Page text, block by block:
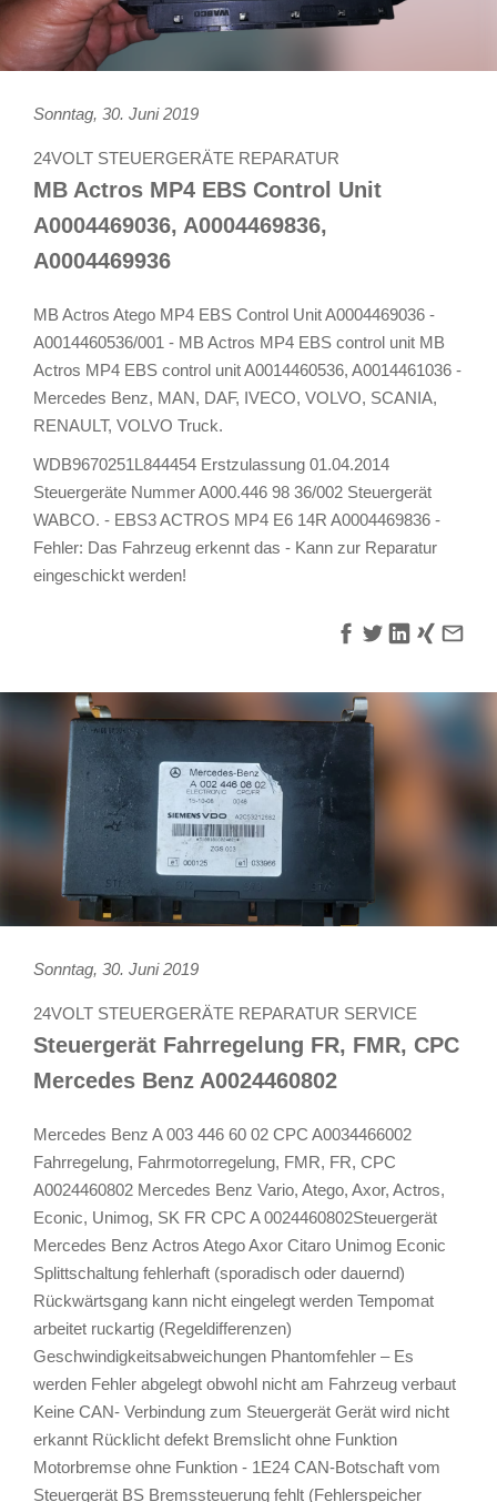
Sonntag, 30. Juni 2019
24VOLT STEUERGERÄTE REPARATUR
MB Actros MP4 EBS Control Unit
A0004469036, A0004469836,
A0004469936
MB Actros Atego MP4 EBS Control Unit A0004469036 -
A0014460536/001 - MB Actros MP4 EBS control unit MB
Actros MP4 EBS control unit A0014460536, A0014461036 -
Mercedes Benz, MAN, DAF, IVECO, VOLVO, SCANIA,
RENAULT, VOLVO Truck.
WDB9670251L844454 Erstzulassung 01.04.2014
Steuergeräte Nummer A000.446 98 36/002 Steuergerät
WABCO. - EBS3 ACTROS MP4 E6 14R A0004469836 -
Fehler: Das Fahrzeug erkennt das - Kann zur Reparatur
eingeschickt werden!
Sonntag, 30. Juni 2019
24VOLT STEUERGERÄTE REPARATUR SERVICE
Steuergerät Fahrregelung FR, FMR, CPC
Mercedes Benz A0024460802
Mercedes Benz A 003 446 60 02 CPC A0034466002
Fahrregelung, Fahrmotorregelung, FMR, FR, CPC
A0024460802 Mercedes Benz Vario, Atego, Axor, Actros,
Econic, Unimog, SK FR CPC A 0024460802Steuergerät
Mercedes Benz Actros Atego Axor Citaro Unimog Econic
Splittschaltung fehlerhaft (sporadisch oder dauernd)
Rückwärtsgang kann nicht eingelegt werden Tempomat
arbeitet ruckartig (Regeldifferenzen)
Geschwindigkeitsabweichungen Phantomfehler – Es
werden Fehler abgelegt obwohl nicht am Fahrzeug verbaut
Keine CAN- Verbindung zum Steuergerät Gerät wird nicht
erkannt Rücklicht defekt Bremslicht ohne Funktion
Motorbremse ohne Funktion - 1E24 CAN-Botschaft vom
Steuergerät BS Bremssteuerung fehlt (Fehlerspeicher